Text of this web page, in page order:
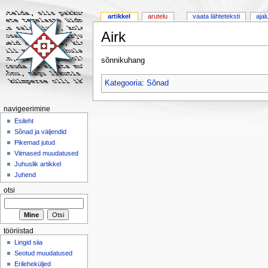
Airk
sõnnikuhang
Kategooria: Sõnad
artikkel arutelu vaata lähteteksti
navigeerimine
Esileht
Sõnad ja väljendid
Pikemad jutud
Viimased muudatused
Juhuslik artikkel
Juhend
otsi
tööriistad
Lingid siia
Seotud muudatused
Erileheküljed